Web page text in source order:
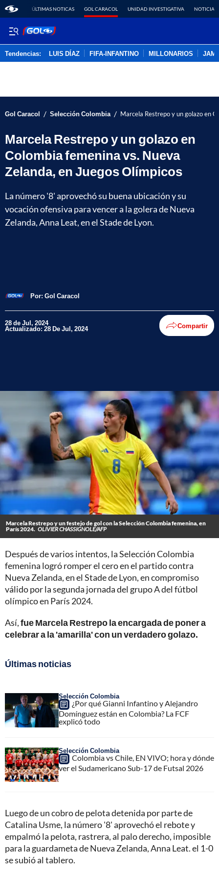
ÚLTIMAS NOTICAS GOL CARACOL UNIDAD INVESTIGATIVA NOTICIAS
Tendencias: LUIS DÍAZ FIFA-INFANTINO MILLONARIOS
Gol Caracol / Selección Colombia / Marcela Restrepo y un golazo en
Marcela Restrepo y un golazo en
Colombia femenina vs. Nueva
Zelanda, en Juegos Olímpicos
La número '8' aprovechó su buena ubicación y su
vocación ofensiva para vencer a la golera de Nueva
Zelanda, Anna Leat, en el Stade de Lyon.
Por: Gol Caracol
28 de Jul, 2024
Actualizado: 28 De Jul, 2024 Compartir
Marcela Restrepo y un festejo de gol con la Selección Colombia femenina, en
París 2024. OLIVIER CHASSIGNOLE/AFP
Después de varios intentos, la Selección Colombia
femenina logró romper el cero en el partido contra
Nueva Zelanda, en el Stade de Lyon, en compromiso
válido por la segunda jornada del grupo A del fútbol
olímpico en París 2024.
Así,fue Marcela Restrepo la encargada de poner a
celebrar a la 'amarilla' con un verdadero golazo.
Últimas noticias
Selección Colombia
¿Por qué Gianni Infantino y Alejandro
Domínguez están en Colombia? La FCF
explicó todo
Selección Colombia
Colombia vs Chile, EN VIVO; hora y dónde
ver el Sudamericano Sub-17 de Futsal 2026
Luego de un cobro de pelota detenida por parte de
Catalina Usme, la número '8' aprovechó el rebote y
empalmó la pelota, rastrera, al palo derecho, imposible
para la guardameta de Nueva Zelanda, Anna Leat. el 1-0
se subió al tablero.